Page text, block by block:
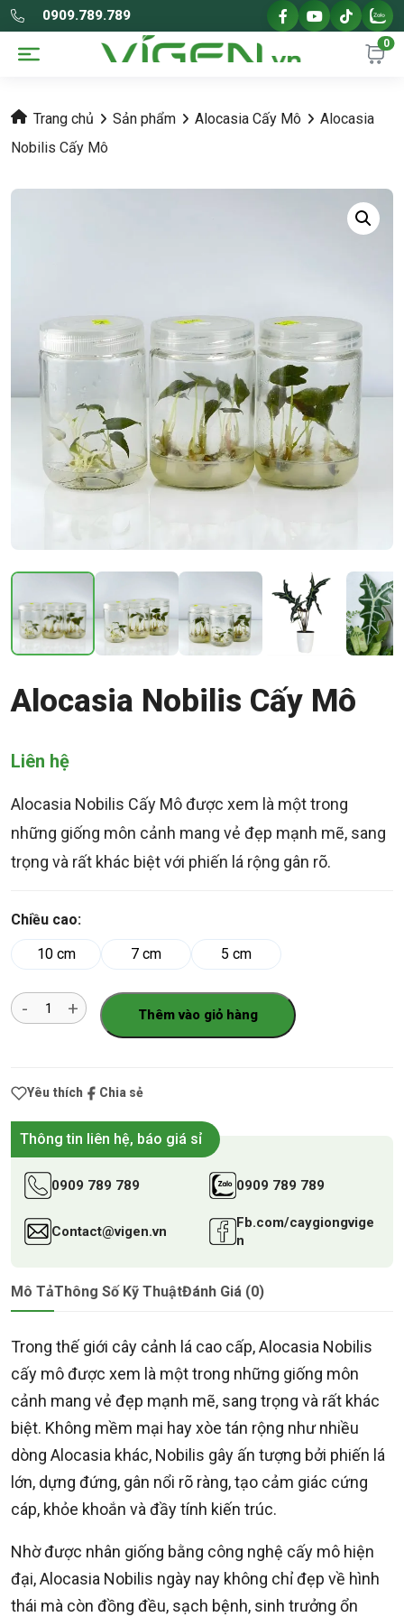
0909.789.789
0
Trang chủ Sản phẩm Alocasia Cấy Mô
Alocasia
Nobilis Cấy Mô
Alocasia Nobilis Cấy Mô
Liên hệ
Alocasia Nobilis Cấy Mô được xem là một trong
những giống môn cảnh mang vẻ đẹp mạnh mẽ, sang
trọng và rất khác biệt với phiến lá rộng gân rõ.
Chiều cao:
10 cm
7 cm 5 cm
Số
lượng
Thêm vào giỏ hàng
Yêu thích Chia sẻ
Thông tin liên hệ, báo giá sỉ
0909 789 789 0909 789 789
Contact@vigen.vn
Fb.com/caygiongvige
n
Mô TảThông Số Kỹ ThuậtĐánh Giá (0)
Trong thế giới cây cảnh lá cao cấp, Alocasia Nobilis
cấy mô được xem là một trong những giống môn
cảnh mang vẻ đẹp mạnh mẽ, sang trọng và rất khác
biệt. Không mềm mại hay xòe tán rộng như nhiều
dòng Alocasia khác, Nobilis gây ấn tượng bởi phiến lá
lớn, dựng đứng, gân nổi rõ ràng, tạo cảm giác cứng
cáp, khỏe khoắn và đầy tính kiến trúc.
Nhờ được nhân giống bằng công nghệ cấy mô hiện
đại, Alocasia Nobilis ngày nay không chỉ đẹp về hình
thái mà còn đồng đều, sạch bệnh, sinh trưởng ổn